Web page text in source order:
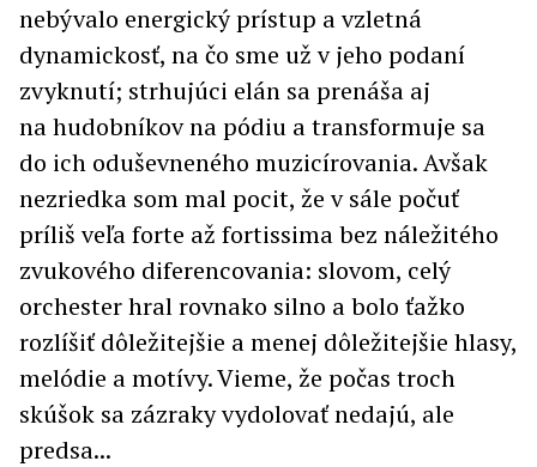
nebývalo energický prístup a vzletná
dynamickosť, na čo sme už v jeho podaní
zvyknutí; strhujúci elán sa prenáša aj
na hudobníkov na pódiu a transformuje sa
do ich oduševneného muzicírovania. Avšak
nezriedka som mal pocit, že v sále počuť
príliš veľa forte až fortissima bez náležitého
zvukového diferencovania: slovom, celý
orchester hral rovnako silno a bolo ťažko
rozlíšiť dôležitejšie a menej dôležitejšie hlasy,
melódie a motívy. Vieme, že počas troch
skúšok sa zázraky vydolovať nedajú, ale
predsa...